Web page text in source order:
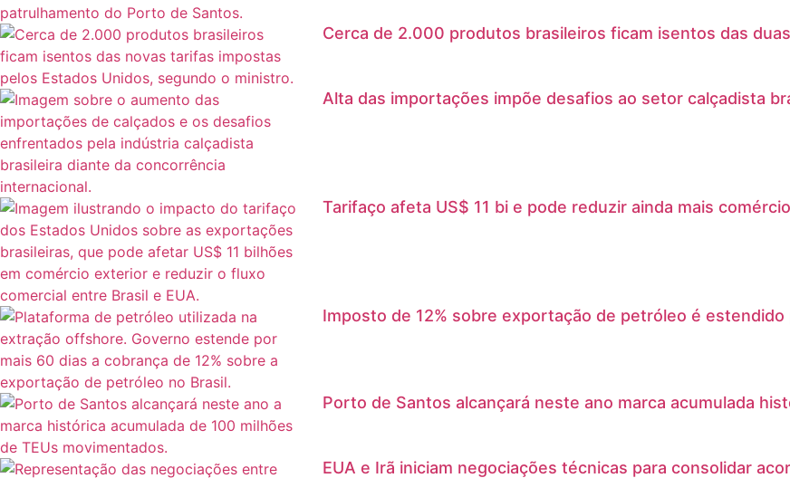
Cerca de 2.000 produtos brasileiros ficam isentos das
Alta das importações impõe desafios ao setor calçadista
Tarifaço afeta US$ 11 bi e pode reduzir ainda mais
Imposto de 12% sobre exportação de petróleo é estendido
Porto de Santos alcançará neste ano marca acumulada
EUA e Irã iniciam negociações técnicas para consolidar